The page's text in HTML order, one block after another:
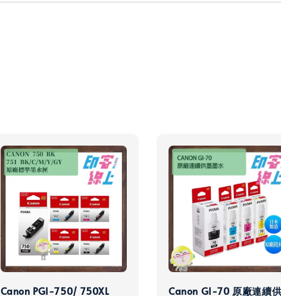
Canon PGI-750/ 750XL
Canon GI-70 原廠連續